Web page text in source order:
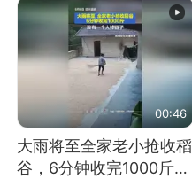
00:46
大雨将至全家老小抢收稻
谷，6分钟收完1000斤，